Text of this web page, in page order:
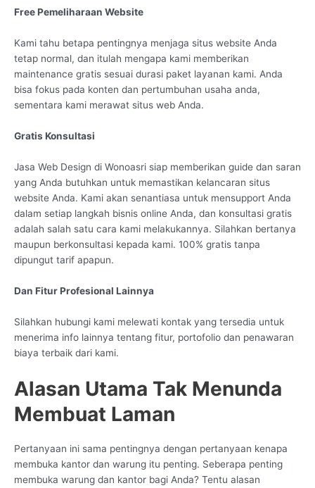
Free Pemeliharaan Website
Kami tahu betapa pentingnya menjaga situs website Anda
tetap normal, dan itulah mengapa kami memberikan
maintenance gratis sesuai durasi paket layanan kami. Anda
bisa fokus pada konten dan pertumbuhan usaha anda,
sementara kami merawat situs web Anda.
Gratis Konsultasi
Jasa Web Design di Wonoasri siap memberikan guide dan saran
yang Anda butuhkan untuk memastikan kelancaran situs
website Anda. Kami akan senantiasa untuk mensupport Anda
dalam setiap langkah bisnis online Anda, dan konsultasi gratis
adalah salah satu cara kami melakukannya. Silahkan bertanya
maupun berkonsultasi kepada kami. 100% gratis tanpa
dipungut tarif apapun.
Dan Fitur Profesional Lainnya
Silahkan hubungi kami melewati kontak yang tersedia untuk
menerima info lainnya tentang fitur, portofolio dan penawaran
biaya terbaik dari kami.
Alasan Utama Tak Menunda
Membuat Laman
Pertanyaan ini sama pentingnya dengan pertanyaan kenapa
membuka kantor dan warung itu penting. Seberapa penting
membuka warung dan kantor bagi Anda? Tentu alasan